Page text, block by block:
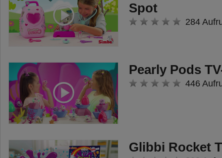
Spot
284
Pearly Pods
446
Glibbi Rocket